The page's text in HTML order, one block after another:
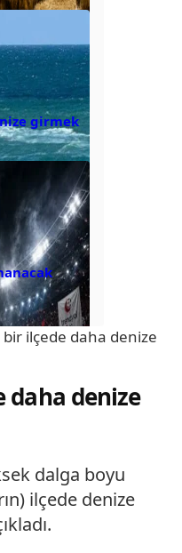
girmek
bir ilçede daha denize
daha denize
dalga boyu
ilçede denize